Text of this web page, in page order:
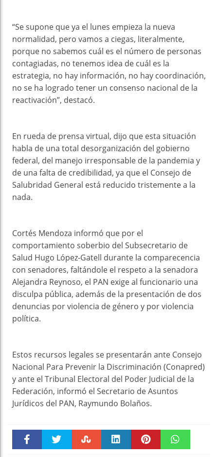
“Se supone que ya el lunes empieza la nueva
normalidad, pero vamos a ciegas, literalmente,
porque no sabemos cuál es el número de personas
contagiadas, no tenemos idea de cuál es la
estrategia, no hay información, no hay coordinación,
no se ha logrado tener un consenso nacional de la
reactivación”, destacó.
En rueda de prensa virtual, dijo que esta situación
habla de una total desorganización del gobierno
federal, del manejo irresponsable de la pandemia y
de una falta de credibilidad, ya que el Consejo de
Salubridad General está reducido tristemente a la
nada.
Cortés Mendoza informó que por el
comportamiento soberbio del Subsecretario de
Salud Hugo López-Gatell durante la comparecencia
con senadores, faltándole el respeto a la senadora
Alejandra Reynoso, el PAN exige al funcionario una
disculpa pública, además de la presentación de dos
denuncias por violencia de género y por violencia
política.
Estos recursos legales se presentarán ante Consejo
Nacional Para Prevenir la Discriminación (Conapred)
y ante el Tribunal Electoral del Poder Judicial de la
Federación, informó el Secretario de Asuntos
Jurídicos del PAN, Raymundo Bolaños.